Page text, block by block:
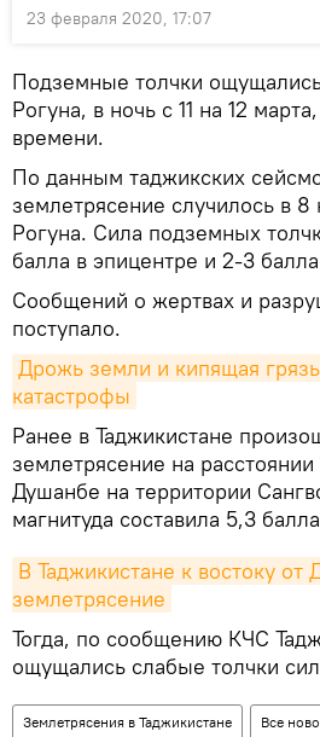
23 февраля 2020, 17:07
Подземные толчки
Рогуна, в ночь с 11 на 12
времени.
По данным таджикских
землетрясение случилось в 8
Рогуна. Сила подземных
балла в эпицентре и 2-3
Сообщений о жертвах и
поступало.
Дрожь земли и кипящая
катастрофы
Ранее в Таджикистане
землетрясение на
Душанбе на территории
магнитуда составила 5,3
В Таджикистане к востоку
землетрясение
Тогда, по сообщению КЧС
ощущались слабые толчки
Землетрясения в Таджикистане Все